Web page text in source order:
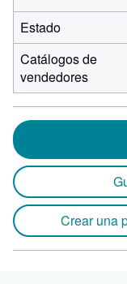
Estado
Catálogos de
vendedores
Crear una